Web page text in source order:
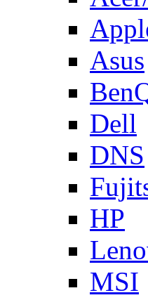
Asus
Dell
DNS
HP
MSI